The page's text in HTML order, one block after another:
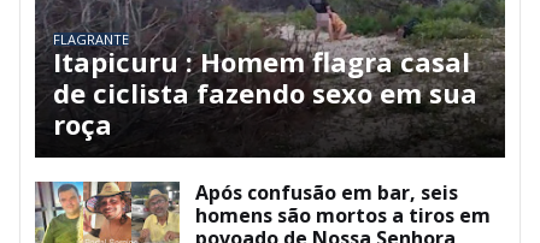
FLAGRANTE
Itapicuru : Homem flagra casal
de ciclista fazendo sexo em sua
roça
Após confusão em bar, seis
homens são mortos a tiros em